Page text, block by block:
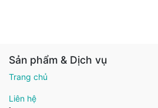
Sản phẩm & Dịch vụ
Trang chủ
Liên hệ